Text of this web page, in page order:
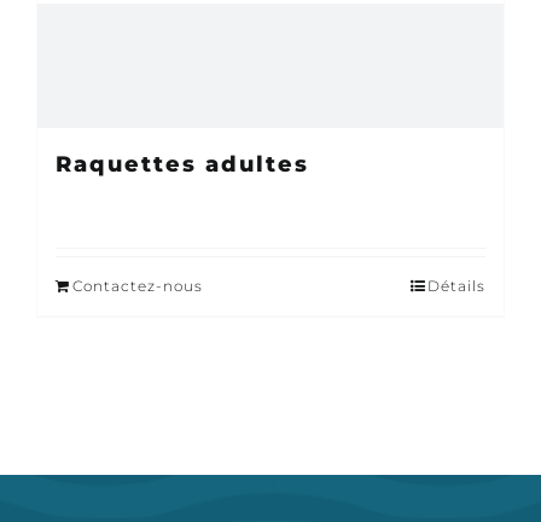
Raquettes adultes
Contactez-nous Détails